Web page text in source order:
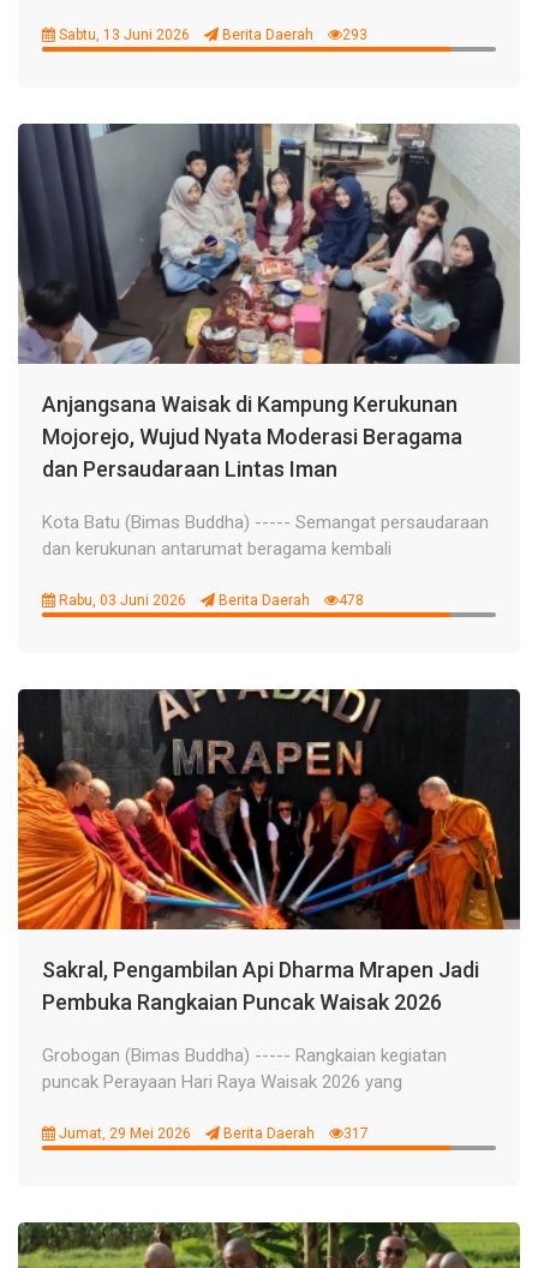
Sabtu, 13 Juni 2026 Berita Daerah 293
Anjangsana Waisak di Kampung Kerukunan
Mojorejo, Wujud Nyata Moderasi Beragama
dan Persaudaraan Lintas Iman
Kota Batu (Bimas Buddha) ----- Semangat persaudaraan
dan kerukunan antarumat beragama kembali
Rabu, 03 Juni 2026 Berita Daerah 478
Sakral, Pengambilan Api Dharma Mrapen Jadi
Pembuka Rangkaian Puncak Waisak 2026
Grobogan (Bimas Buddha) ----- Rangkaian kegiatan
puncak Perayaan Hari Raya Waisak 2026 yang
Jumat, 29 Mei 2026 Berita Daerah 317